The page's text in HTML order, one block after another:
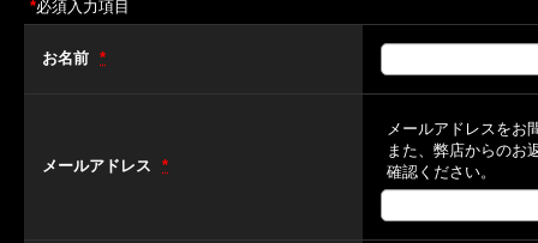
*必須入力項目
お名前 *
メールアドレス *
メールアドレスをお
また、弊店からのお
確認ください。